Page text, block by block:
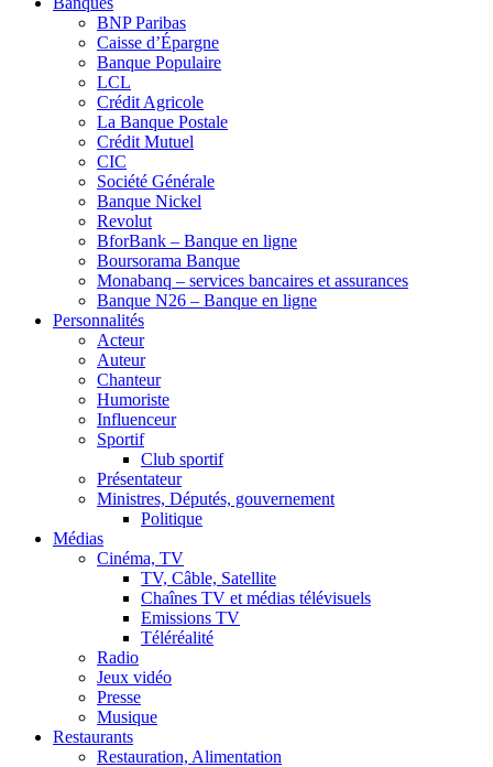
BNP Paribas
Caisse d’Épargne
Banque Populaire
LCL
Crédit Agricole
La Banque Postale
Crédit Mutuel
CIC
Société Générale
Banque Nickel
Revolut
BforBank – Banque en ligne
Boursorama Banque
Monabanq – services bancaires et assurances
Banque N26 – Banque en ligne
Personnalités
Acteur
Auteur
Chanteur
Humoriste
Influenceur
Sportif
Club sportif
Présentateur
Ministres, Députés, gouvernement
Politique
Médias
Cinéma, TV
TV, Câble, Satellite
Chaînes TV et médias télévisuels
Emissions TV
Téléréalité
Radio
Jeux vidéo
Presse
Musique
Restaurants
Restauration, Alimentation